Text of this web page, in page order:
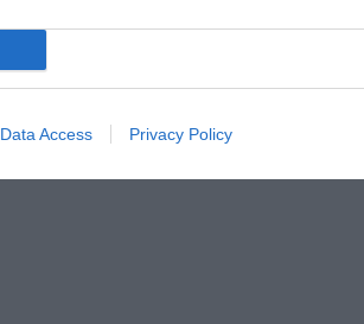
Data Access Privacy Policy